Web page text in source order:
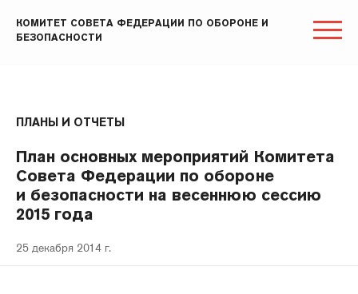
КОМИТЕТ СОВЕТА ФЕДЕРАЦИИ ПО ОБОРОНЕ И
БЕЗОПАСНОСТИ
ПЛАНЫ И ОТЧЕТЫ
План основных мероприятий Комитета
Совета Федерации по обороне
и безопасности на весеннюю сессию
2015 года
25 декабря 2014 г.